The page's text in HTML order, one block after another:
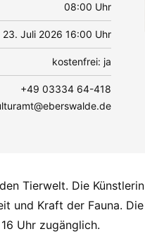
08:00 Uhr
23. Juli 2026 16:00 Uhr
kostenfrei: ja
+49 03334 64-418
Tierwelt. Die Künstlerin
und Kraft der Fauna. Die
Uhr zugänglich.